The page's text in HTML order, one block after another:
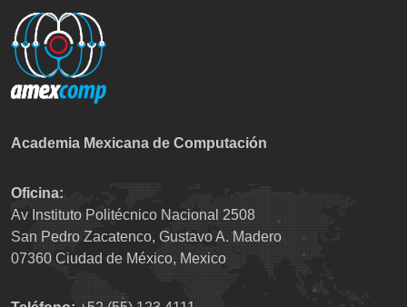
Academia Mexicana de Computación
Oficina:
Av Instituto Politécnico Nacional 2508
San Pedro Zacatenco, Gustavo A. Madero
07360 Ciudad de México, Mexico